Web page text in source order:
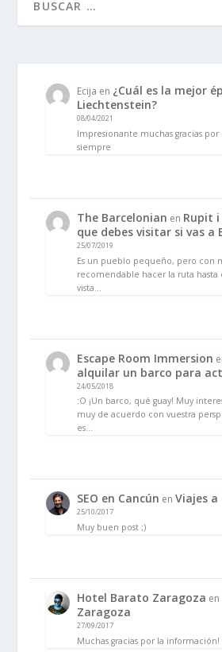
Ecija en ¿Cuál es la mejor
Liechtenstein?
08/04/2021
Impresionante muchas gracias
siempre
The Barcelonian en Rupit
que debes visitar si vas a
25/07/2019
Es un pueblo pequeño, pero con
recomendable hacer la ruta hasta
vista…
Escape Room Immersion
alquilar un barco para
24/05/2018
:O ¡Un barco, qué guay! Muy
muy de acuerdo con vuestra
es…
SEO en Cancún enViajes a
25/10/2017
Muy buen post ;)
Hotel Barato Zaragoza en
Zaragoza
27/09/2017
Muchas gracias por la información!